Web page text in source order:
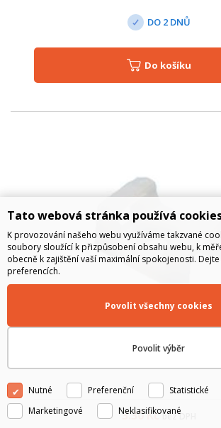
DO 2 DNŮ
Do košíku
3.30Kč bez DPH
Tato webová stránka používá
K provozování našeho webu využíváme takzvané
soubory sloužící k přizpůsobení obsahu webu, k
obecně k zajištění vaší maximální spokojenosti.
preferencích.
Povolit výběr
Povolit všechny cookies
Nutné Preferenční
Statistické
Marketingové
Neklasifikované